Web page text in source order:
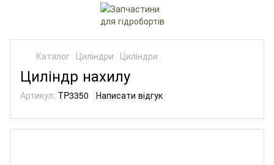
Каталог Циліндри Циліндри
Циліндр нахилу
Артикул: TP3350 Написати відгук